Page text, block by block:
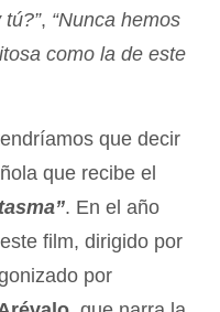
, “Nunca hemos
como la de este
que decir
que recibe el
. En el año
film, dirigido por
por